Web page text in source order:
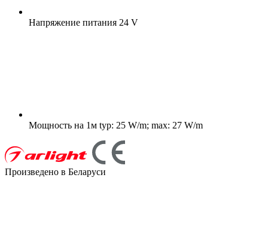
Напряжение питания 24 V
Мощность на 1м typ: 25 W/m; max: 27 W/m
Произведено в Беларуси